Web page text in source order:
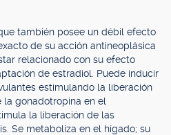
también posee un débil efecto
de su acción antineoplásica
relacionado con su efecto
de estradiol. Puede inducir
estimulando la liberación
gonadotropina en el
la liberación de las
Se metaboliza en el hígado; su